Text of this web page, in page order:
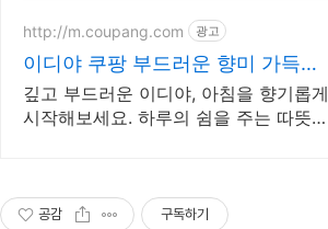
http://m.coupang.com 광고
이디야 쿠팡 부드러운 향미 가득한
커피
깊고 부드러운 이디야, 아침을 향기롭게
시작해보세요. 하루의 쉼을 주는 따뜻한
공감 구독하기